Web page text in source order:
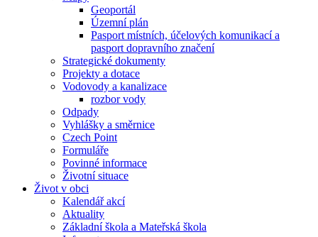
Geoportál
Územní plán
Pasport místních, účelových komunikací a
pasport dopravního značení
Strategické dokumenty
Projekty a dotace
Vodovody a kanalizace
rozbor vody
Odpady
Vyhlášky a směrnice
Czech Point
Formuláře
Povinné informace
Životní situace
Život v obci
Kalendář akcí
Aktuality
Základní škola a Mateřská škola